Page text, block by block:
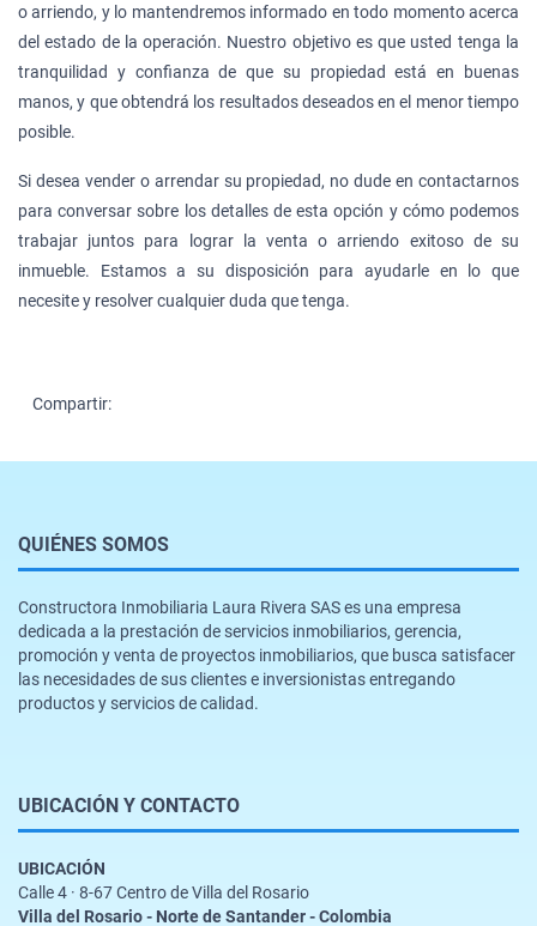
o arriendo, y lo mantendremos informado en todo momento acerca
del estado de la operación. Nuestro objetivo es que usted tenga la
tranquilidad y confianza de que su propiedad está en buenas
manos, y que obtendrá los resultados deseados en el menor tiempo
posible.
Si desea vender o arrendar su propiedad, no dude en contactarnos
para conversar sobre los detalles de esta opción y cómo podemos
trabajar juntos para lograr la venta o arriendo exitoso de su
inmueble. Estamos a su disposición para ayudarle en lo que
necesite y resolver cualquier duda que tenga.
Compartir:
QUIÉNES SOMOS
Constructora Inmobiliaria Laura Rivera SAS es una empresa
dedicada a la prestación de servicios inmobiliarios, gerencia,
promoción y venta de proyectos inmobiliarios, que busca satisfacer
las necesidades de sus clientes e inversionistas entregando
productos y servicios de calidad.
UBICACIÓN Y CONTACTO
UBICACIÓN
Calle 4 · 8-67 Centro de Villa del Rosario
Villa del Rosario - Norte de Santander - Colombia